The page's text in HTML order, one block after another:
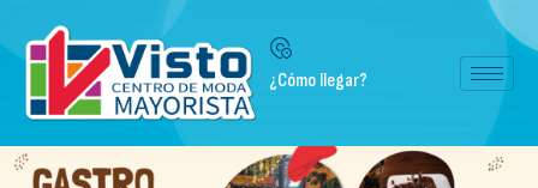
¿Cómo llegar?